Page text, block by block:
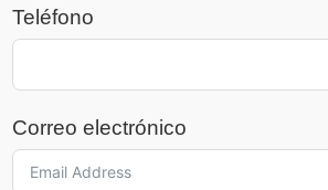
Teléfono
Correo electrónico